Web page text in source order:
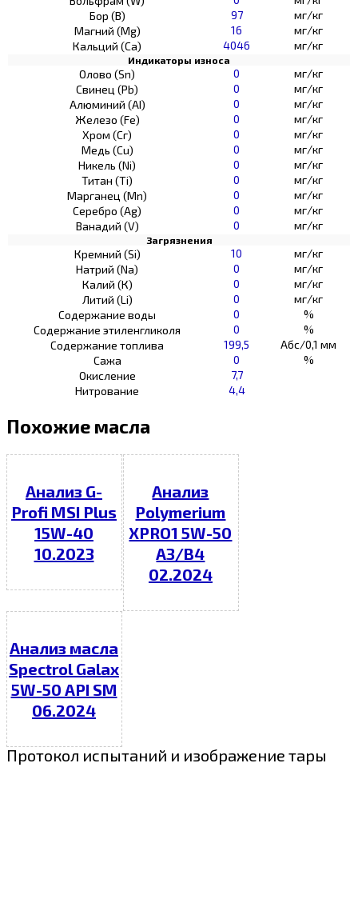
Бор (В)
97
мг/кг
Магний (Mg)
16
мг/кг
Кальций (Са)
4046 мг/кг
Индикаторы износа
Олово (Sn) 0
мг/кг
Свинец (Pb)
0
мг/кг
Алюминий (AI)
0
мг/кг
Железо (Fe)
0
мг/кг
Хром (Сг)
0
мг/кг
Медь (Cu)
0
мг/кг
Никель (Ni)
0
мг/кг
Титан (Ti)
0
мг/кг
Марганец (Mn)
0
мг/кг
Серебро (Ag)
0
мг/кг
Ванадий (V)
0 мг/кг
Загрязнения
Кремний (Si) 10
мг/кг
Натрий (Na)
0
мг/кг
Калий (К)
0
мг/кг
Литий (Li)
0
мг/кг
Содержание воды
0
%
Содержание этиленгликоля
0
%
Содержание топлива
199,5
Абс/0,1 мм
Сажа
0
%
Окисление
7,7
Нитрование
4,4
Похожие масла
Анализ G-
Profi MSI Plus
15W-40
10.2023
Анализ
Polymerium
XPRO1 5W-50
A3/B4
02.2024
Анализ масла
Spectrol Galax
5W-50 API SM
06.2024
Протокол испытаний и изображение тары